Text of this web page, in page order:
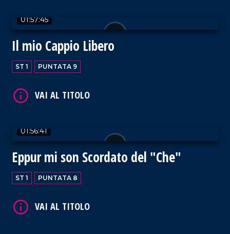
01:57:45
Il mio Cappio Libero
ST 1 PUNTATA 9
01:56:41
Eppur mi son Scordato del "Che"
ST 1 PUNTATA 8
VAI AL TITOLO
VAI AL TITOLO